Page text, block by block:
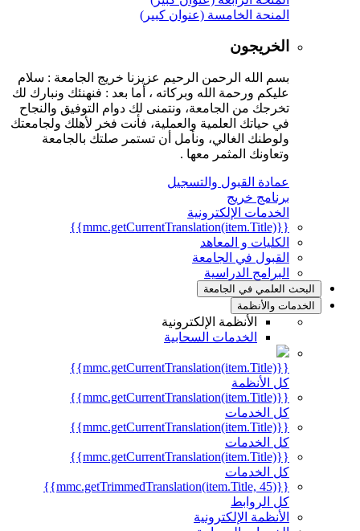
المنحة الخامسة (عنوان كبير)
الخريجون
بسم الله الرحمن الرحيم عزيزنا خريج الجامعة : سلام
عليكم ورحمة الله وبركاته ، أما بعد : فنهنئك ونبارك لك
تخرجك من الجامعة، ونتمنى لك دوام التوفيق والنجاح
في حياتك العلمية والعملية، فأنت فخر لأهلك ولجامعتك
ولوطنك الغالي، ونأمل أن تستمر صلتك بالجامعة
وتعاونك المثمر معها .
عمادة القبول والتسجيل
برنامج خريج
الخدمات الإلكترونية
{{mmc.getCurrentTranslation(item.Title)}}
الكليات و المعاهد
القبول في الجامعة
البرامج الدراسية
البحث العلمي في الجامعة
الخدمات والأنظمة
الأنظمة الإلكترونية
الخدمات السحابية
{{mmc.getCurrentTranslation(item.Title)}}
كل الأنظمة
{{mmc.getCurrentTranslation(item.Title)}}
كل الخدمات
{{mmc.getCurrentTranslation(item.Title)}}
كل الخدمات
{{mmc.getCurrentTranslation(item.Title)}}
كل الخدمات
{{mmc.getTrimmedTranslation(item.Title, 45)}}
كل الروابط
الأنظمة الإلكترونية